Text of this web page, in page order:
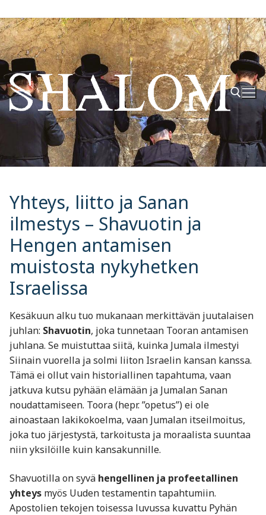
Hyppää
sisältöön
Hae:
Yhteys, liitto ja Sanan
ilmestys – Shavuotin ja
Hengen antamisen
muistosta nykyhetken
Israelissa
Kesäkuun alku tuo mukanaan merkittävän juutalaisen
juhlan: Shavuotin, joka tunnetaan Tooran antamisen
juhlana. Se muistuttaa siitä, kuinka Jumala ilmestyi
Siinain vuorella ja solmi liiton Israelin kansan kanssa.
Tämä ei ollut vain historiallinen tapahtuma, vaan
jatkuva kutsu pyhään elämään ja Jumalan Sanan
noudattamiseen. Toora (hepr. ”opetus”) ei ole
ainoastaan lakikokoelma, vaan Jumalan itseilmoitus,
joka tuo järjestystä, tarkoitusta ja moraalista suuntaa
niin yksilöille kuin kansakunnille.
Shavuotilla on syvä hengellinen ja profeetallinen
yhteys myös Uuden testamentin tapahtumiin.
Apostolien tekojen toisessa luvussa kuvattu Pyhän